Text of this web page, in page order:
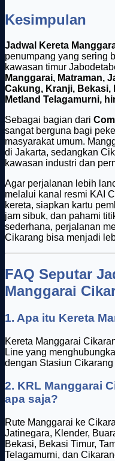
Kesimpulan
Jadwal Kereta
penumpang yang sering
kawasan timur
Manggarai, Matraman,
Cakung, Kranji, Bekasi,
Metland Telagamurni,
Sebagai bagian dari
sangat berguna bagi
masyarakat umum.
di Jakarta, sedangkan
kawasan industri dan
Agar perjalanan lebih
melalui kanal resmi KAI
kereta, siapkan kartu
jam sibuk, dan pahami
sederhana, perjalanan
Cikarang bisa menjadi
FAQ Seputar
Manggarai
1. Apa itu Kereta
Kereta Manggarai
Line yang
dengan Stasiun
2. KRL Manggarai
apa saja?
Rute Manggarai ke
Jatinegara, Klender,
Bekasi, Bekasi Timur,
Telagamurni, dan